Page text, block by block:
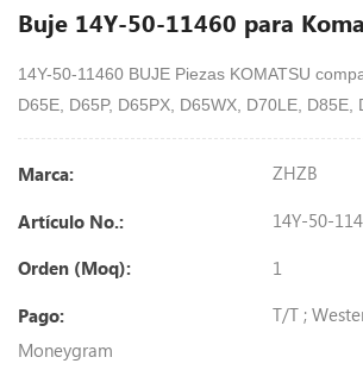
Buje 14Y-50-11460 para
14Y-50-11460 BUJE Piezas KOMATSU
D65E, D65P, D65PX, D65WX, D70LE, D85E,
Marca: ZHZB
Artículo No.: 14Y-50-
Orden (Moq): 1
Pago:
T/T ;
Moneygram